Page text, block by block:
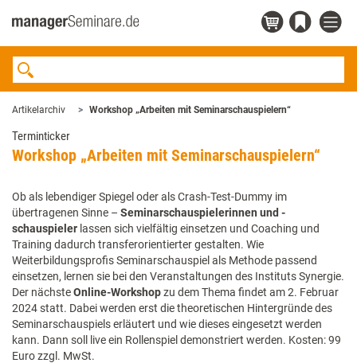
Artikelarchiv Workshop „Arbeiten mit Seminarschauspielern“
Terminticker
Workshop „Arbeiten mit Seminarschauspielern“
Ob als lebendiger Spiegel oder als Crash-Test-Dummy im
übertragenen Sinne – Seminarschauspielerinnen und -
schauspieler lassen sich vielfältig einsetzen und Coaching und
Training dadurch transferorientierter gestalten. Wie
Weiterbildungsprofis Seminarschauspiel als Methode passend
einsetzen, lernen sie bei den Veranstaltungen des Instituts Synergie.
Der nächsteOnline-Workshopzu dem Thema findet am 2. Februar
2024 statt. Dabei werden erst die theoretischen Hintergründe des
Seminarschauspiels erläutert und wie dieses eingesetzt werden
kann. Dann soll live ein Rollenspiel demonstriert werden. Kosten: 99
Euro zzgl. MwSt.